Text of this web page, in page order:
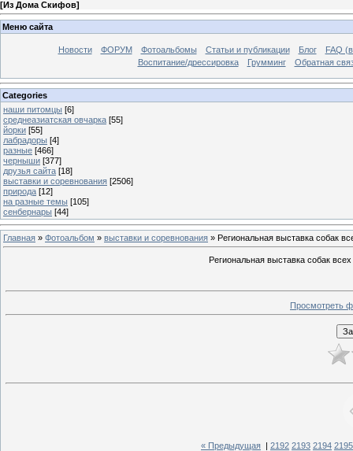
[Из Дома Скифов]
Меню сайта
Новости ФОРУМ Фотоальбомы Статьи и публикации Блог
FAQ
Воспитание/дрессировка
Грумминг Обратная
Categories
наши питомцы [6]
среднеазиатская овчарка [55]
йорки [55]
лабрадоры [4]
разные [466]
черныши [377]
друзья сайта [18]
выставки и соревнования [2506]
природа [12]
на разные темы [105]
сенбернары [44]
Главная » Фотоальбом » выставки и соревнования » Региональная выставка собак
Региональная выставка собак
Просмотреть
« Предыдущая | 2192 2193 2194 2195